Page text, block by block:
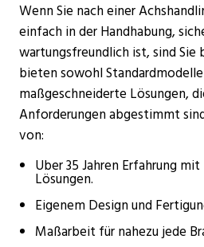
Wenn Sie nach einer
einfach in der Handhabung,
wartungsfreundlich ist, sind Sie
bieten sowohl
maßgeschneiderte Lösungen,
Anforderungen abgestimmt
von:
Über 35 Jahren Erfahrung
Lösungen.
Eigenem Design und
Maßarbeit für nahezu jede